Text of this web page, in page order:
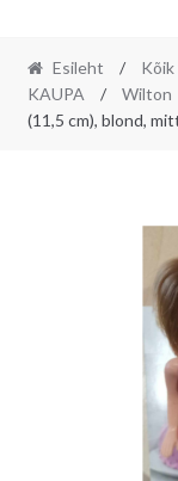
Esileht /
KAUPA
/ Wilton
(11,5 cm), blond,